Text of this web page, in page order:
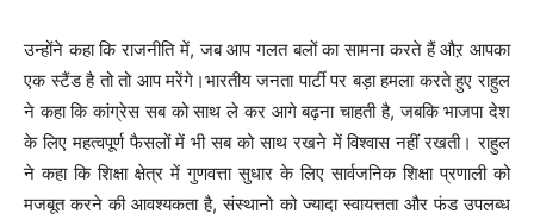
उन्होंने कहा कि राजनीति में, जब आप गलत बलों का सामना करते हैं औऱ आपका
एक स्टैंड है तो तो आप मरेंगे।भारतीय जनता पार्टी पर बड़ा हमला करते हुए राहुल
ने कहा कि कांग्रेस सब को साथ ले कर आगे बढ़ना चाहती है, जबकि भाजपा देश
के लिए महत्वपूर्ण फैसलों में भी सब को साथ रखने में विश्वास नहीं रखती। राहुल
ने कहा कि शिक्षा क्षेत्र में गुणवत्ता सुधार के लिए सार्वजनिक शिक्षा प्रणाली को
मजबूत करने की आवश्यकता है, संस्थानो को ज्यादा स्वायत्तता और फंड उपलब्ध